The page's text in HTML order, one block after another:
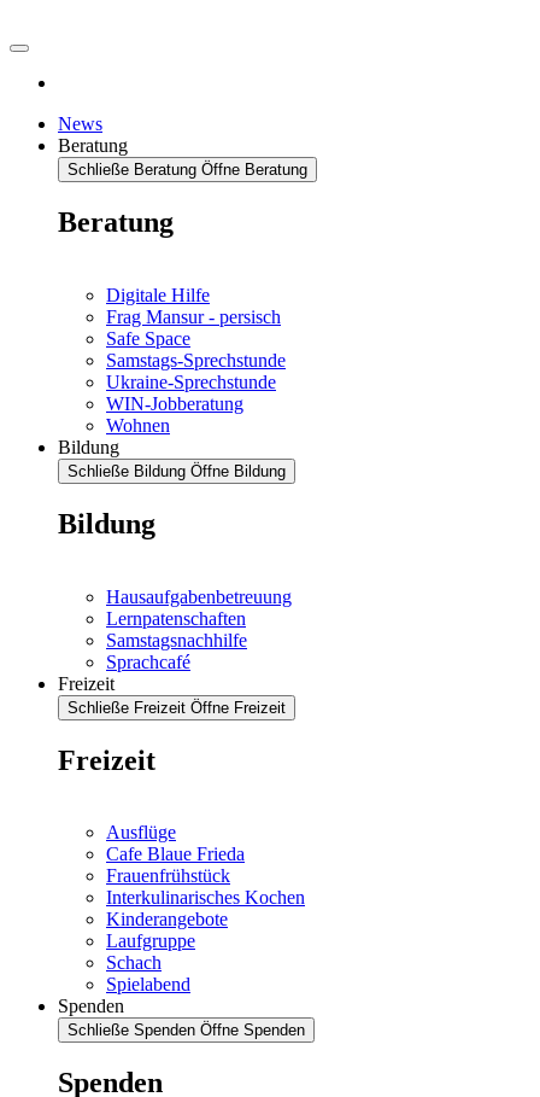
News
Beratung
Schließe Beratung Öffne Beratung
Beratung
Digitale Hilfe
Frag Mansur - persisch
Safe Space
Samstags-Sprechstunde
Ukraine-Sprechstunde
WIN-Jobberatung
Wohnen
Bildung
Schließe Bildung Öffne Bildung
Bildung
Hausaufgabenbetreuung
Lernpatenschaften
Samstagsnachhilfe
Sprachcafé
Freizeit
Schließe Freizeit Öffne Freizeit
Freizeit
Ausflüge
Cafe Blaue Frieda
Frauenfrühstück
Interkulinarisches Kochen
Kinderangebote
Laufgruppe
Schach
Spielabend
Spenden
Schließe Spenden Öffne Spenden
Spenden